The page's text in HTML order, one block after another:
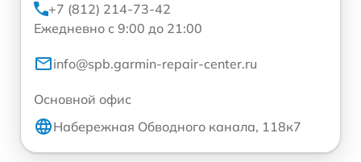
+7 (812) 214-73-42
Ежедневно с 9:00 до 21:00
info@spb.garmin-repair-center.ru
Основной офис
Набережная Обводного канала, 118к7